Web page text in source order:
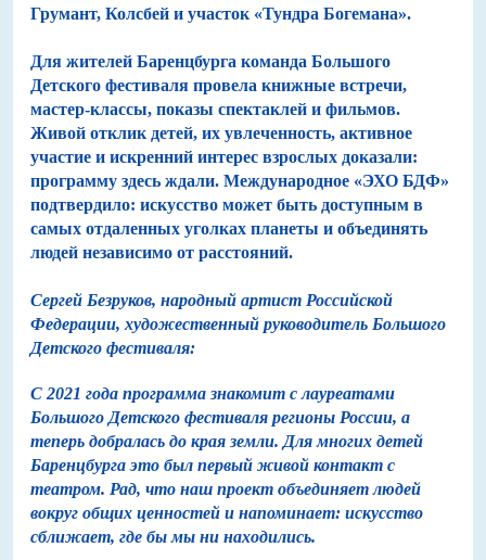
Грумант, Колсбей и участок «Тундра Богемана».
Для жителей Баренцбурга команда Большого
Детского фестиваля провела книжные встречи,
мастер-классы, показы спектаклей и фильмов.
Живой отклик детей, их увлеченность, активное
участие и искренний интерес взрослых доказали:
программу здесь ждали. Международное «ЭХО БДФ»
подтвердило: искусство может быть доступным в
самых отдаленных уголках планеты и объединять
людей независимо от расстояний.
Сергей Безруков, народный артист Российской
Федерации, художественный руководитель Большого
Детского фестиваля:
С 2021 года программа знакомит с лауреатами
Большого Детского фестиваля регионы России, а
теперь добралась до края земли. Для многих детей
Баренцбурга это был первый живой контакт с
театром. Рад, что наш проект объединяет людей
вокруг общих ценностей и напоминает: искусство
сближает, где бы мы ни находились.